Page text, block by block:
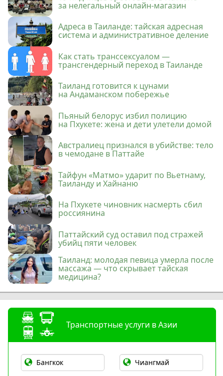
за нелегальный онлайн-магазин
Адреса в Таиланде: тайская адресная
система и административное деление
Как стать транссексуалом —
трансгендерный переход в Таиланде
Таиланд готовится к цунами
на Андаманском побережье
Пьяный белорус избил полицию
на Пхукете: жена и дети улетели домой
Австралиец признался в убийстве: тело
в чемодане в Паттайе
Тайфун «Матмо» ударит по Вьетнаму,
Таиланду и Хайнаню
На Пхукете чиновник насмерть сбил
россиянина
Паттайский суд оставил под стражей
убийц пяти человек
Таиланд: молодая певица умерла после
массажа — что скрывает тайская
медицина?
Транспортные услуги в Азии